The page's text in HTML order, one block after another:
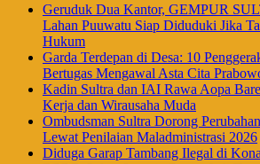
Geruduk Dua Kantor, GEMPUR
Lahan Puuwatu Siap Diduduki Jika
Hukum
Garda Terdepan di Desa: 10
Bertugas Mengawal Asta Cita
Kadin Sultra dan IAI Rawa Aopa
Kerja dan Wirausaha Muda
Ombudsman Sultra Dorong
Lewat Penilaian Maladministrasi 2026
Diduga Garap Tambang Ilegal di